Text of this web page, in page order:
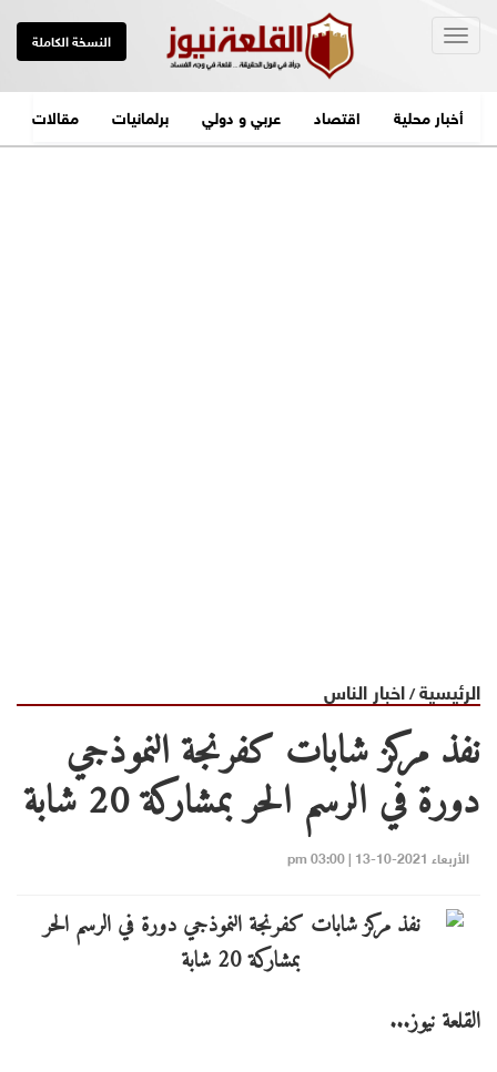
النسخة الكاملة
أخبار محلية اقتصاد عربي و دولي برلمانيات مقالات
الرئيسية/اخبار الناس
نفذ مركز شابات كفرنجة النموذجي
دورة في الرسم الحر بمشاركة 20 شابة
الأربعاء 2021-10-13 | 03:00 pm
القلعة نيوز...